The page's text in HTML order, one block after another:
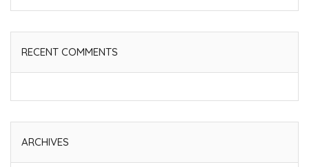
RECENT COMMENTS
ARCHIVES